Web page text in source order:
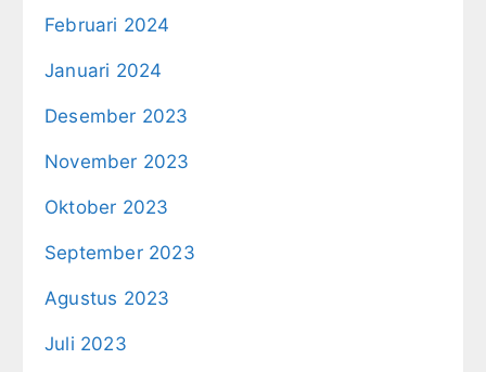
Februari 2024
Januari 2024
Desember 2023
November 2023
Oktober 2023
September 2023
Agustus 2023
Juli 2023